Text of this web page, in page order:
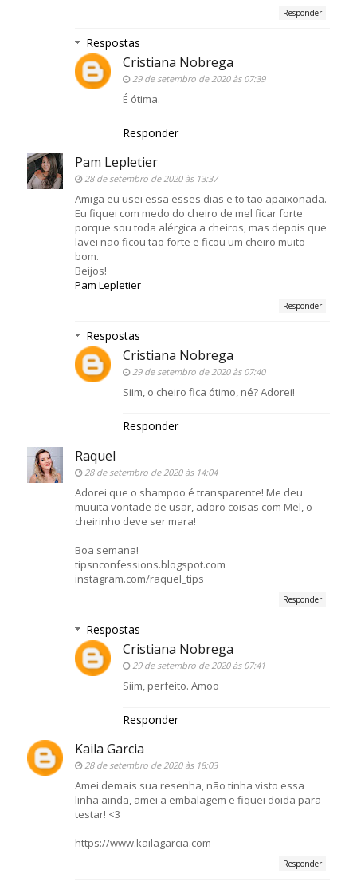
Responder
Respostas
Cristiana Nobrega
29 de setembro de 2020 às 07:39
É ótima.
Responder
Pam Lepletier
28 de setembro de 2020 às 13:37
Amiga eu usei essa esses dias e to tão apaixonada.
Eu fiquei com medo do cheiro de mel ficar forte
porque sou toda alérgica a cheiros, mas depois que
lavei não ficou tão forte e ficou um cheiro muito
bom.
Beijos!
Pam Lepletier
Responder
Respostas
Cristiana Nobrega
29 de setembro de 2020 às 07:40
Siim, o cheiro fica ótimo, né? Adorei!
Responder
Raquel
28 de setembro de 2020 às 14:04
Adorei que o shampoo é transparente! Me deu
muuita vontade de usar, adoro coisas com Mel, o
cheirinho deve ser mara!
Boa semana!
tipsnconfessions.blogspot.com
instagram.com/raquel_tips
Responder
Respostas
Cristiana Nobrega
29 de setembro de 2020 às 07:41
Siim, perfeito. Amoo
Responder
Kaila Garcia
28 de setembro de 2020 às 18:03
Amei demais sua resenha, não tinha visto essa
linha ainda, amei a embalagem e fiquei doida para
testar! <3
https://www.kailagarcia.com
Responder